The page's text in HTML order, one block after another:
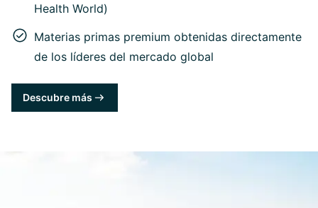
Health World)
Materias primas premium obtenidas directamente
de los líderes del mercado global
Descubre más